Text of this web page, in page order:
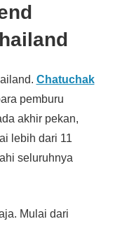
Chatuchak
pemburu
akhir pekan,
lebih dari 11
seluruhnya
Mulai dari